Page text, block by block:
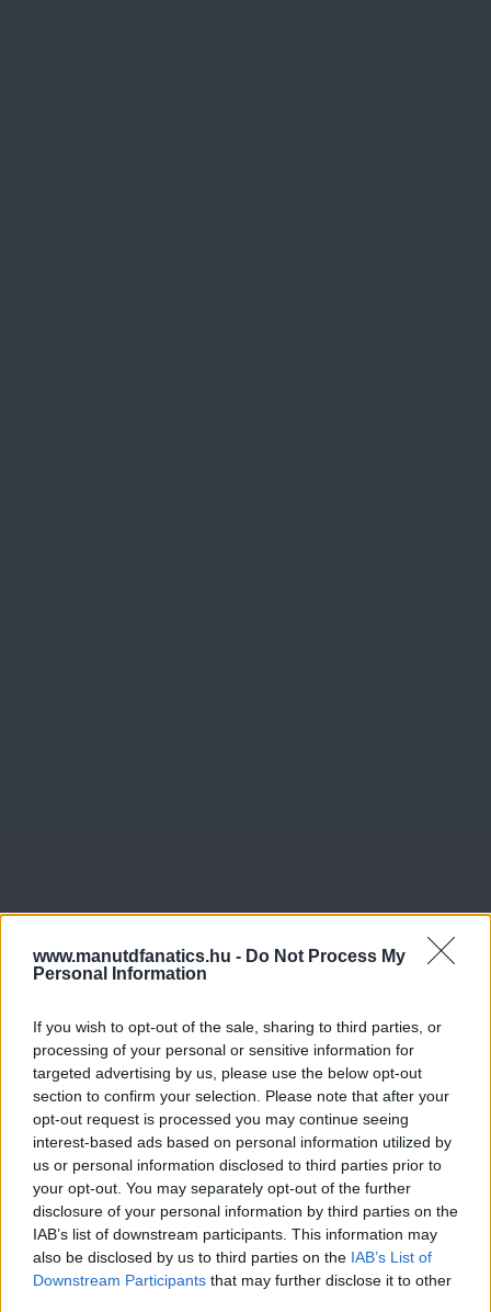
www.manutdfanatics.hu - Do Not Process My
Personal Information
If you wish to opt-out of the sale, sharing to third parties, or
processing of your personal or sensitive information for
targeted advertising by us, please use the below opt-out
section to confirm your selection. Please note that after your
opt-out request is processed you may continue seeing
interest-based ads based on personal information utilized by
us or personal information disclosed to third parties prior to
your opt-out. You may separately opt-out of the further
disclosure of your personal information by third parties on the
IAB’s list of downstream participants. This information may
also be disclosed by us to third parties on the IAB’s List of
Downstream Participants that may further disclose it to other